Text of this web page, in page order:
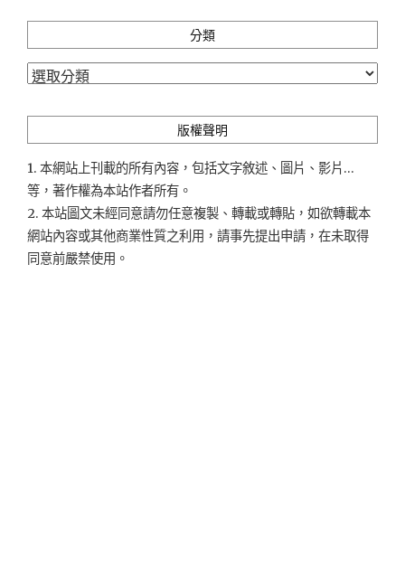
分類
分
版權聲明
1. 本網站上刊載的所有內容，包括文字敘述、圖片、影片...
等，著作權為本站作者所有。
2. 本站圖文未經同意請勿任意複製、轉載或轉貼，如欲轉載本
網站內容或其他商業性質之利用，請事先提出申請，在未取得
同意前嚴禁使用。